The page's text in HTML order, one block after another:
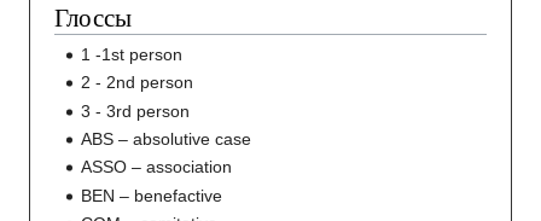
Глоссы
1 -1st person
2 - 2nd person
3 - 3rd person
ABS – absolutive case
ASSO – association
BEN – benefactive